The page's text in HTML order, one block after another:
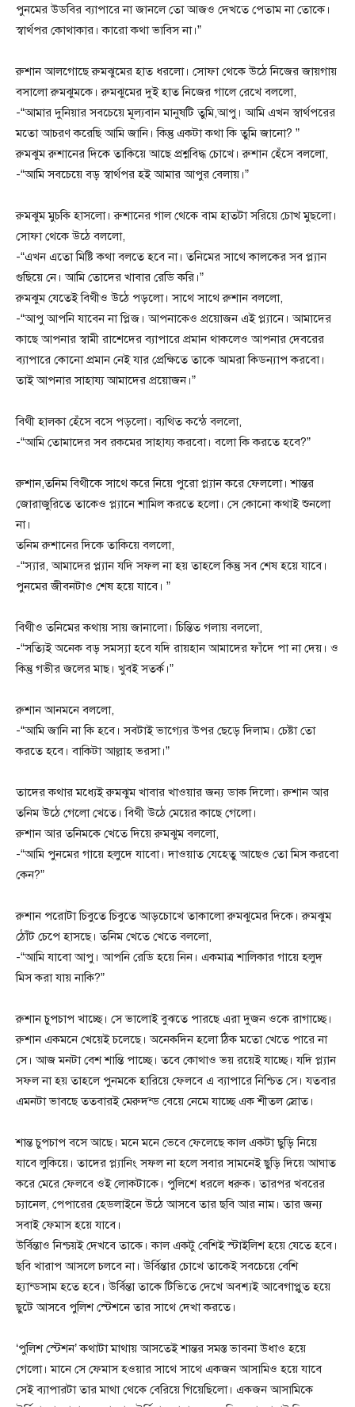
পুনমের উডবির ব্যাপারে না জানলে তো‌ আজও দেখতে পেতাম না তোকে।
স্বার্থপর কোথাকার। কারো কথা ভাবিস না।”
রুশান আলগোছে রুমঝুমের হাত ধরলো। সোফা থেকে উঠে নিজের জায়গায়
বসালো রুমঝুমকে। রুমঝুমের দুই হাত নিজের গালে রেখে বললো,
-“আমার দুনিয়ার সবচেয়ে মূল্যবান মানুষটি তুমি,আপু। আমি এখন স্বার্থপরের
মতো আচরণ করেছি আমি জানি। কিন্তু একটা কথা কি তুমি জানো? ”
রুমঝুম রুশানের দিকে তাকিয়ে আছে প্রশ্নবিদ্ধ চোখে। রুশান হেঁসে বললো,
-“আমি সবচেয়ে বড় স্বার্থপর হই আমার আপুর বেলায়।”
রুমঝুম মুচকি হাসলো। রুশানের গাল থেকে বাম হাতটা সরিয়ে চোখ মুছলো।
সোফা থেকে উঠে বললো,
-“এখন এতো মিষ্টি কথা বলতে হবে না। তনিমের সাথে কালকের সব প্ল্যান
গুছিয়ে নে। আমি তোদের খাবার রেডি করি।”
রুমঝুম যেতেই বিথীও উঠে পড়লো। সাথে সাথে রুশান বললো,
-“আপু আপনি যাবেন না প্লিজ। আপনাকেও প্রয়োজন এই প্ল্যানে। আমাদের
কাছে আপনার স্বামী রাশেদের ব্যাপারে প্রমান থাকলেও আপনার দেবরের
ব্যাপারে কোনো প্রমান নেই যার প্রেক্ষিতে তাকে আমরা কিডন্যাপ করবো।
তাই আপনার সাহায্য আমাদের প্রয়োজন।”
বিথী হালকা হেঁসে বসে পড়লো। ব্যথিত কন্ঠে বললো,
-“আমি তোমাদের সব রকমের সাহায্য করবো। বলো কি করতে হবে?”
রুশান,তনিম বিথীকে সাথে করে নিয়ে পুরো প্ল্যান করে ফেললো। শান্তর
জোরাজুরিতে তাকেও প্ল্যানে শামিল করতে হলো। সে কোনো কথাই শুনলো
না।
তনিম রুশানের দিকে তাকিয়ে বললো,
-“স্যার, আমাদের প্ল্যান যদি সফল না হয় তাহলে কিন্তু সব শেষ হয়ে যাবে।
পুনমের জীবনটাও শেষ হয়ে যাবে। ”
বিথীও তনিমের কথায় সায় জানালো। চিন্তিত গলায় বললো,
-“সত্যিই অনেক বড় সমস্যা হবে যদি রায়হান আমাদের ফাঁদে পা না দেয়। ও
কিন্তু গভীর জলের মাছ। খুবই সতর্ক।”
রুশান আনমনে বললো,
-“আমি জানি না কি হবে। সবটাই ভাগ্যের উপর ছেড়ে দিলাম। চেষ্টা তো
করতে হবে। বাকিটা আল্লাহ ভরসা।”
তাদের কথার মধ্যেই রুমঝুম খাবার খাওয়ার জন্য ডাক দিলো। রুশান আর
তনিম উঠে গেলো খেতে। বিথী উঠে মেয়ের কাছে গেলো।
রুশান আর তনিমকে খেতে দিয়ে রুমঝুম বললো,
-“আমি পুনমের গায়ে হলুদে যাবো। দাওয়াত যেহেতু আছেও তো মিস করবো
কেন?”
রুশান পরোটা চিবুতে চিবুতে আড়চোখে তাকালো রুমঝুমের দিকে। রুমঝুম
ঠোঁট চেপে হাসছে। তনিম খেতে খেতে বললো,
-“আমি যাবো আপু। আপনি রেডি হয়ে নিন। একমাত্র শালিকার গায়ে হলুদ
মিস করা যায় নাকি?”
রুশান চুপচাপ খাচ্ছে। সে ভালোই বুঝতে পারছে এরা দুজন ওকে রাগাচ্ছে।
রুশান একমনে খেয়েই চলেছে। অনেকদিন হলো ঠিক মতো খেতে পারে না
সে। আজ মনটা বেশ শান্তি পাচ্ছে। তবে কোথাও ভয় রয়েই যাচ্ছে। যদি প্ল্যান
সফল না হয় তাহলে পুনমকে হারিয়ে ফেলবে এ ব্যাপারে নিশ্চিত সে। যতবার
এমনটা ভাবছে ততবারই মেরুদন্ড বেয়ে নেমে যাচ্ছে এক শীতল স্রোত।
শান্ত চুপচাপ বসে আছে। মনে মনে ভেবে ফেলেছে কাল একটা ছুড়ি নিয়ে
যাবে লুকিয়ে। তাদের প্ল্যানিং সফল না হলে সবার সামনেই ছুড়ি দিয়ে আঘাত
করে মেরে ফেলবে ওই লোকটাকে। পুলিশে ধরলে ধরুক। তারপর খবরের
চ্যানেল, পেপারের হেডলাইনে উঠে আসবে তার ছবি আর নাম। তার জন্য
সবাই ফেমাস হয়ে যাবে।
উর্বিন্তাও নিশ্চয়ই দেখবে তাকে। কাল একটু বেশিই স্টাইলিশ হয়ে যেতে হবে।
ছবি খারাপ আসলে চলবে না। উর্বিন্তার চোখে তাকেই সবচেয়ে বেশি
হ্যান্ডসাম হতে হবে। উর্বিন্তা তাকে টিভিতে দেখে অবশ্যই আবেগাপ্লুত হয়ে
ছুটে আসবে পুলিশ স্টেশনে তার সাথে দেখা করতে।
‘পুলিশ স্টেশন’ কথাটা মাথায় আসতেই শান্তর সমস্ত ভাবনা উধাও হয়ে
গেলো। মানে সে ফেমাস হওয়ার সাথে সাথে একজন আসামিও হয়ে যাবে
সেই ব্যাপারটা তার মাথা থেকে বেরিয়ে গিয়েছিলো। একজন আসামিকে